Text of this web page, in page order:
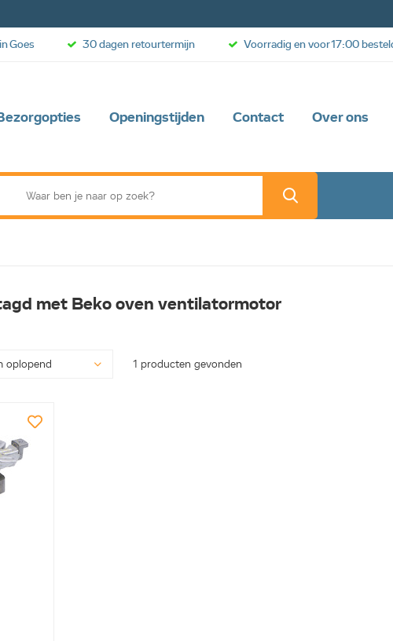
Openingstijden Contact Over ons
Goes 30 dagen retourtermijn Voorradig en voor 17:00
met Beko oven ventilatormotor
1 producten gevonden